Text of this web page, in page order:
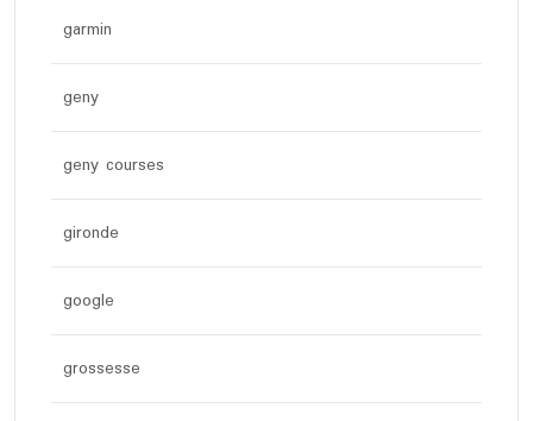
garmin
geny
geny courses
gironde
google
grossesse